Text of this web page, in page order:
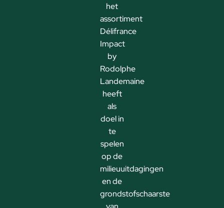
het
assortiment
Délifrance
Impact
by
Rodolphe
Landemaine
heeft
als
doel in
te
spelen
op de
milieuuitdagingen
en de
grondstofschaarste